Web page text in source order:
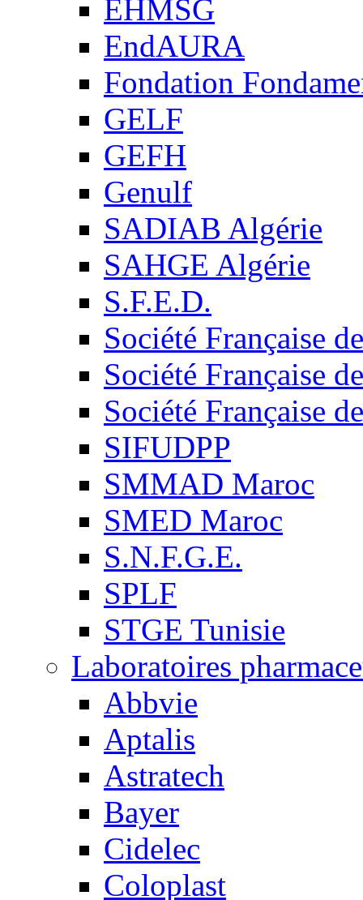
EHMSG
EndAURA
Fondation
GELF
GEFH
Genulf
SADIAB Algérie
SAHGE Algérie
S.F.E.D.
Société Française
Société Française
Société Française
SIFUDPP
SMMAD Maroc
SMED Maroc
S.N.F.G.E.
SPLF
STGE Tunisie
Laboratoires
Abbvie
Aptalis
Astratech
Bayer
Cidelec
Coloplast